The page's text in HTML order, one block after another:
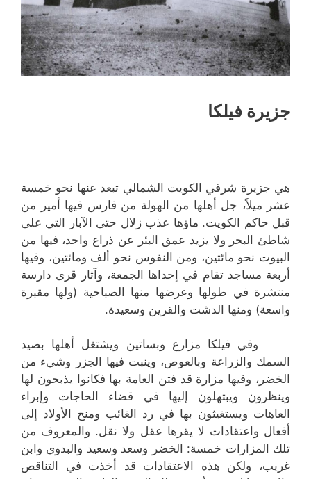
جزيرة فيلكا
هي جزيرة شرقي الكويت الشمالي تبعد عنها نحو خمسة
عشر ميلاً، جل أهلها من الهولة من فارس فيها أمير من
قبل حاكم الكويت. ماؤها عذب زلال حتى الآبار التي على
شاطئ البحر ولا يزيد عمق البئر عن ذراع واحد، فيها من
البيوت نحو مائتين، ومن النفوس نحو ألف ومائتين، وفيها
أربعة مساجد تقام في إحداها الجمعة، وآثار قرى دارسة
منتشرة في طولها وعرضها منها الصباحية (ولها مقبرة
واسعة) ومنها الدشت والقرين وسعيدة.
وفي فيلكا مزارع وبساتين ويشتغل أهلها بصيد
السمك والزراعة وبالعوص، وينبت فيها الجزر وشيء من
الخضر، وفيها مزارة قد فتن العامة بها فكانوا يذبحون لها
وينظرون ويبتهلون إليها في قضاء الحاجات وإبراء
العاهات ويستغيثون بها في رد الغائب ومنح الأولاد إلى
أفعال واعتقادات لا يقرها عقل ولا نقل. والمعروف من
تلك المزارات خمسة: الخضر وسعد وسعيد والبدوي وابن
غريب، ولكن هذه الاعتقادات قد أخذت في التناقص